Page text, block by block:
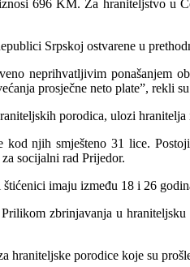
696 KM. Za hraniteljstvo u
Srpskoj ostvarene u
neprihvatljivim ponašanjem
prosječne neto plate”, rekli
porodica, ulozi
njih smješteno 31 lice.
socijalni rad Prijedor.
imaju između 18 i 26
zbrinjavanja u
hraniteljske porodice koje su